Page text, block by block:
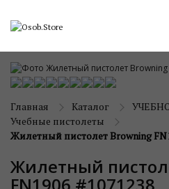
Главная Каталог
Учебные пистолеты
Жилетный пистолет Browning
Жилетный